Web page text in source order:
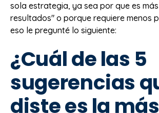
sola estrategia, ya sea por que es
resultados" o porque requiere menos
eso le pregunté lo siguiente:
¿Cuál de las 5
sugerencias
diste es la más